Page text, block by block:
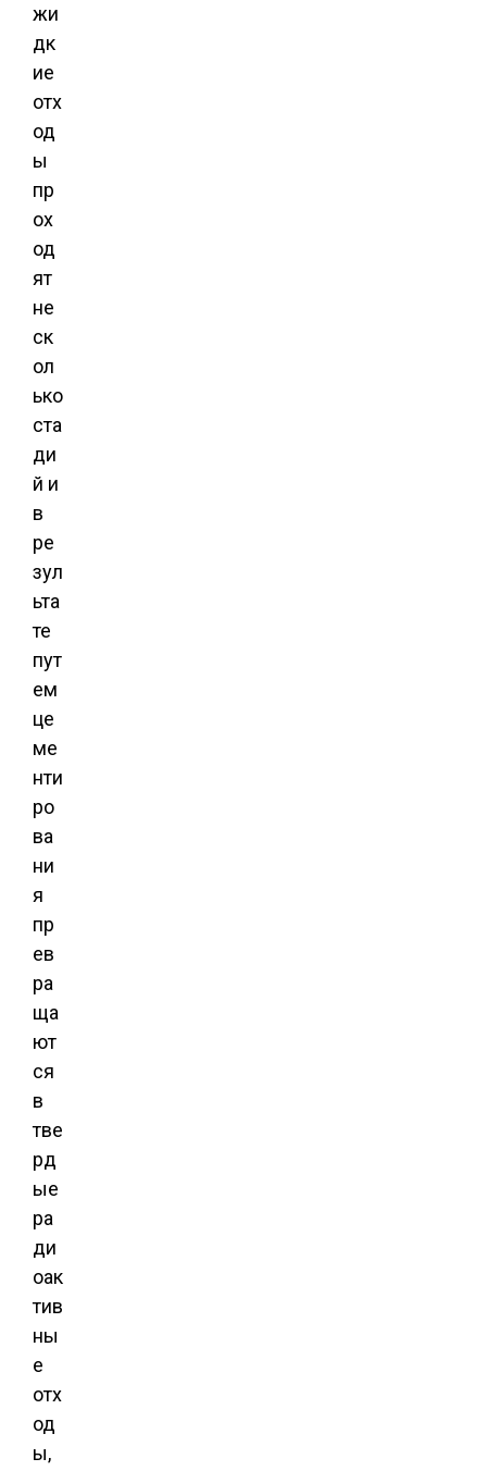
жи
дк
ие
отх
од
ы
пр
ох
од
ят
не
ск
ол
ько
ста
ди
й и
в
ре
зул
ьта
те
пут
ем
це
ме
нти
ро
ва
ни
я
пр
ев
ра
ща
ют
ся
в
тве
рд
ые
ра
ди
оак
тив
ны
е
отх
од
ы,